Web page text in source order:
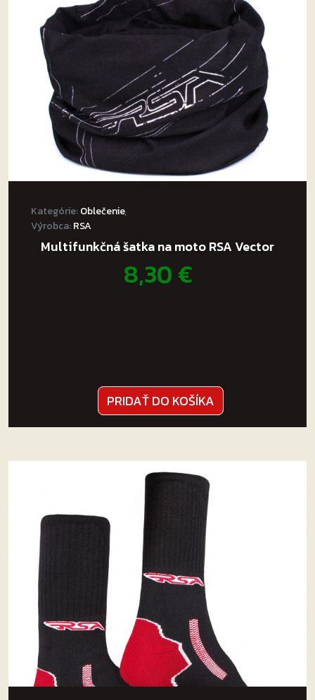
Kategórie:Oblečenie,
Výrobca:RSA
Multifunkčná šatka na moto RSA Vector
8,30€
PRIDAŤ DO KOŠÍKA